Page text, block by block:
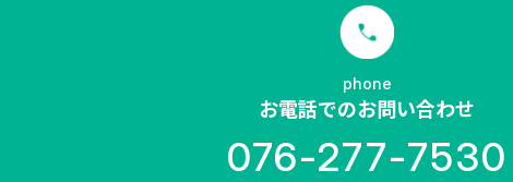
phone
お電話でのお問い合わせ
076-277-7530